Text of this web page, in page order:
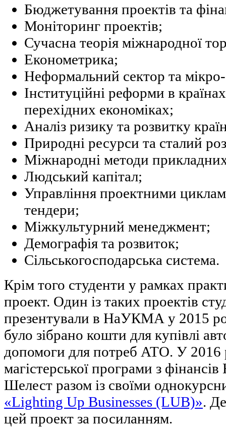
Бюджетування проектів та
Моніторинг проектів;
Сучасна теорія міжнародної
Економетрика;
Неформальний сектор та
Інституційні реформи в
перехідних економіках;
Аналіз ризику та розвитку
Природні ресурси та сталий
Міжнародні методи
Людський капітал;
Управління проектними
тендери;
Міжкультурний менеджмент;
Демографія та розвиток;
Сільськогосподарська система.
Крім того студенти у рамках
проект. Один із таких проектів
презентували в НаУКМА у 2015
було зібрано кошти для купівлі
допомоги для потреб АТО. У 2016
магістерської програми з
Шелест разом із своїми
«Lighting Up Businesses (LUB)».
цей проект за посиланням.